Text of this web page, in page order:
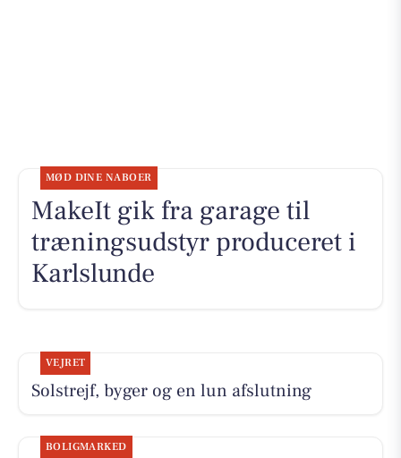
MØD DINE NABOER
MakeIt gik fra garage til
træningsudstyr produceret i
Karlslunde
VEJRET
Solstrejf, byger og en lun afslutning
BOLIGMARKED